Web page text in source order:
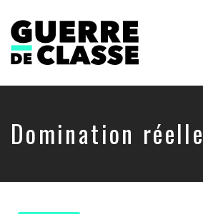
de
Domination réelle